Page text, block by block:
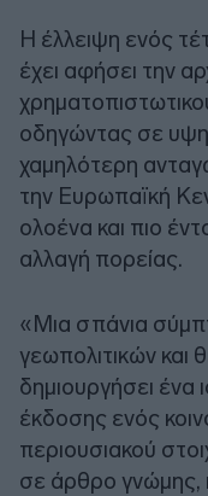
Η έλλειψη ενός
έχει αφήσει την
οδηγώντας σε
χαμηλότερη
την Ευρωπαϊκή
ολοένα και πιο
αλλαγή πορείας.
«Μια σπάνια
γεωπολιτικών και
δημιουργήσει ένα
έκδοσης ενός
περιουσιακού
σε άρθρο γνώμης,